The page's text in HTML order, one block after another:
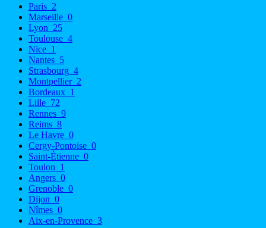
Paris 2
Marseille 0
Lyon 25
Toulouse 4
Nice 1
Nantes 5
Strasbourg 4
Montpellier 2
Bordeaux 1
Lille 72
Rennes 9
Reims 8
Le Havre 0
Cergy-Pontoise 0
Saint-Étienne 0
Toulon 1
Angers 0
Grenoble 0
Dijon 0
Nîmes 0
Aix-en-Provence 3